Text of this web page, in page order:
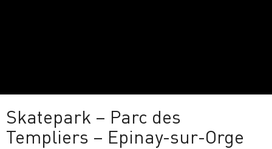
Skatepark – Parc des
Templiers – Epinay-sur-Orge